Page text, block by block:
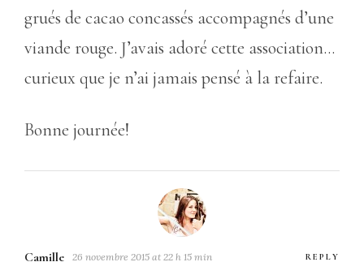
grués de cacao concassés accompagnés d’une
viande rouge. J’avais adoré cette association…
curieux que je n’ai jamais pensé à la refaire.
Bonne journée!
Camille 26 novembre 2015 at 22 h 15 min REPLY